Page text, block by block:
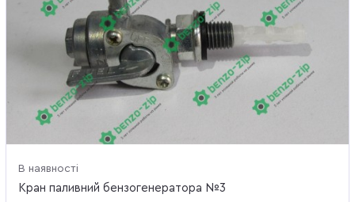
В наявності
Кран паливний бензогенератора №3